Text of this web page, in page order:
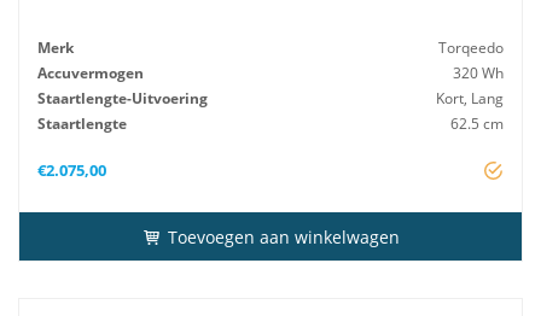
Merk
Torqeedo
Accuvermogen
320 Wh
Staartlengte-Uitvoering
Kort, Lang
Staartlengte
62.5 cm
€2.075,00
Toevoegen aan winkelwagen